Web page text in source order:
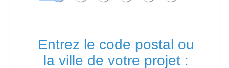
Entrez le code postal ou
la ville de votre projet :